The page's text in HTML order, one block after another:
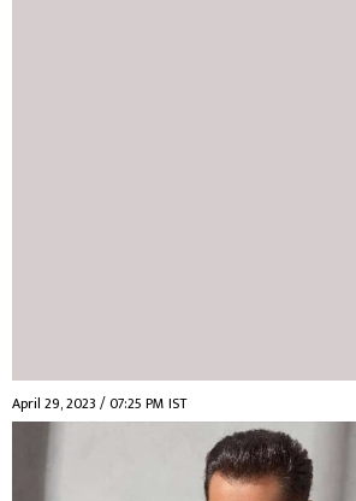
April 29, 2023 / 07:25 PM IST